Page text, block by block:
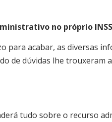
no próprio
para acabar, as diversas
de dúvidas lhe trouxeram
tudo sobre o recurso